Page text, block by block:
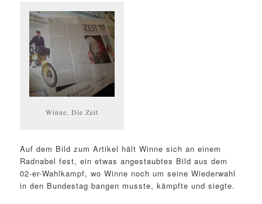
Winne, Die Zeit
Auf dem Bild zum Artikel hält Winne sich an einem
Radnabel fest, ein etwas angestaubtes Bild aus dem
02-er-Wahlkampf, wo Winne noch um seine Wiederwahl
in den Bundestag bangen musste, kämpfte und siegte.